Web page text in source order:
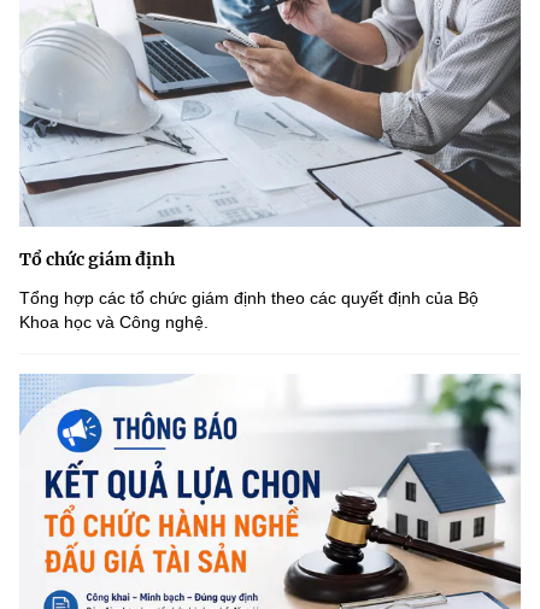
Tổ chức giám định
Tổng hợp các tổ chức giám định theo các quyết định của Bộ
Khoa học và Công nghệ.